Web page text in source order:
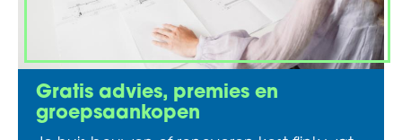
Gratis advies, premies en
groepsaankopen